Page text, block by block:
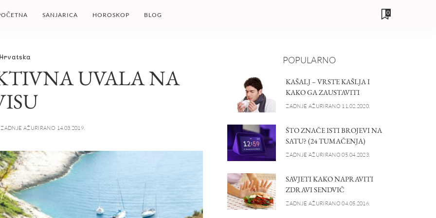
SANJARICA HOROSKOP BLOG 0
UVALA NA
ZADNJE AŽURIRANO 14.03.2019.
POPULARNO
KAŠALJ – VRSTE KAŠLJA I
KAKO GA ZAUSTAVITI
ZADNJE AŽURIRANO 11.02.2020.
ŠTO ZNAČE ISTI BROJEVI NA
SATU? (24 TUMAČENJA)
ZADNJE AŽURIRANO 05.04.2023.
SAVJETI KAKO NAPRAVITI
ZDRAVI SENDVIČ
ZADNJE AŽURIRANO 04.05.2016.